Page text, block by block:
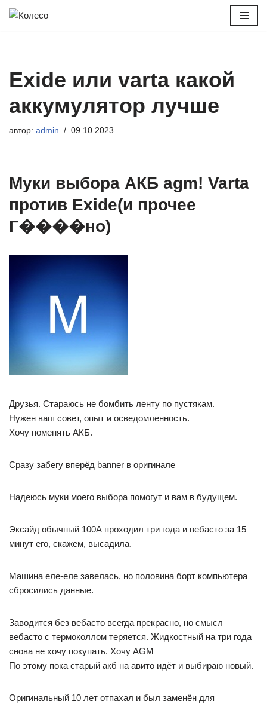
Exide или varta какой
аккумулятор лучше
автор: admin 09.10.2023
Муки выбора АКБ agm! Varta
против Exide(и прочее
Г����но)
Друзья. Стараюсь не бомбить ленту по пустякам.
Нужен ваш совет, опыт и осведомленность.
Хочу поменять АКБ.
Сразу забегу вперёд banner в оригинале
Надеюсь муки моего выбора помогут и вам в будущем.
Эксайд обычный 100А проходил три года и вебасто за 15
минут его, скажем, высадила.
Машина еле-еле завелась, но половина борт компьютера
сбросились данные.
Заводится без вебасто всегда прекрасно, но смысл
вебасто с термоколлом теряется. Жидкостный на три года
снова не хочу покупать. Хочу AGM
По этому пока старый акб на авито идёт и выбираю новый.
Оригинальный 10 лет отпахал и был заменён для